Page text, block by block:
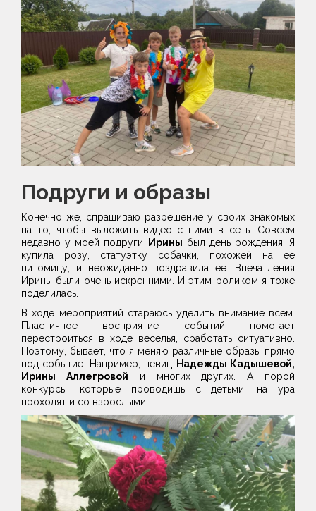
Подруги и образы
Конечно же, спрашиваю разрешение у своих знакомых
на то, чтобы выложить видео с ними в сеть. Совсем
недавно у моей подруги
Ирины был день рождения. Я
купила розу, статуэтку собачки, похожей на ее
питомицу, и неожиданно поздравила ее. Впечатления
Ирины были очень искренними. И этим роликом я тоже
поделилась.
В ходе мероприятий стараюсь уделить внимание всем.
Пластичное восприятие событий помогает
перестроиться в ходе веселья, сработать ситуативно.
Поэтому, бывает, что я меняю различные образы прямо
под событие. Например, певиц Надежды Кадышевой,
Ирины Аллегровой и многих других. А порой
конкурсы, которые проводишь с детьми, на ура
проходят и со взрослыми.